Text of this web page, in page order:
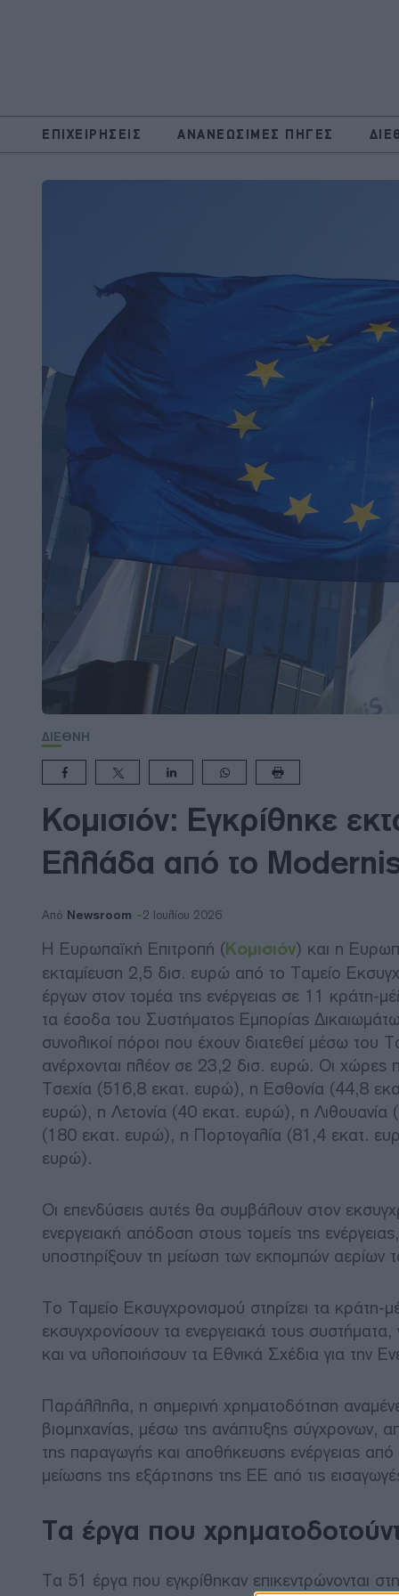
ΕΠΙΧΕΙΡΗΣΕΙΣ ΑΝΑΝΕΩΣΙΜΕΣ ΠΗΓΕΣ
ΔΙΕΘΝΗ
Κομισιόν: Εγκρίθηκε
Ελλάδα από το
Από Newsroom 2 Ιουλίου 2026
Η Ευρωπαϊκή Επιτροπή (Κομισιόν) και η
εκταμίευση 2,5 δισ. ευρώ από το Ταμείο
έργων στον τομέα της ενέργειας σε 11
τα έσοδα του Συστήματος Εμπορίας
συνολικοί πόροι που έχουν διατεθεί μέσω του
ανέρχονται πλέον σε 23,2 δισ. ευρώ. Οι χώρες
Τσεχία (516,8 εκατ. ευρώ), η Εσθονία (44,8
ευρώ), η Λετονία (40 εκατ. ευρώ), η
(180 εκατ. ευρώ), η Πορτογαλία (81,4 εκατ.
ευρώ).
Οι επενδύσεις αυτές θα συμβάλουν στον
ενεργειακή απόδοση στους τομείς της
υποστηρίξουν τη μείωση των εκπομπών αερίων
Το Ταμείο Εκσυγχρονισμού στηρίζει τα
εκσυγχρονίσουν τα ενεργειακά τους συστήματα,
και να υλοποιήσουν τα Εθνικά Σχέδια για την
Παράλληλα, η σημερινή χρηματοδότηση
βιομηχανίας, μέσω της ανάπτυξης σύγχρονων,
της παραγωγής και αποθήκευσης ενέργειας
μείωσης της εξάρτησης της ΕΕ από τις
Τα έργα που
Τα 51 έργα που εγκρίθηκαν επικεντρώνονται